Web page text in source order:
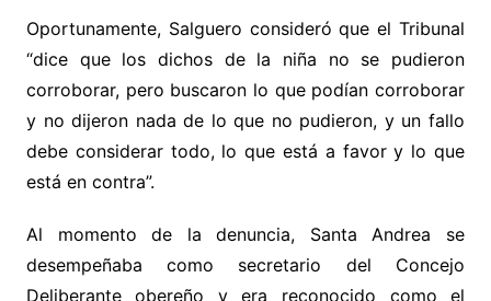
Oportunamente, Salguero consideró que el Tribunal
“dice que los dichos de la niña no se pudieron
corroborar, pero buscaron lo que podían corroborar
y no dijeron nada de lo que no pudieron, y un fallo
debe considerar todo, lo que está a favor y lo que
está en contra”.
Al momento de la denuncia, Santa Andrea se
desempeñaba como secretario del Concejo
Deliberante obereño y era reconocido como el